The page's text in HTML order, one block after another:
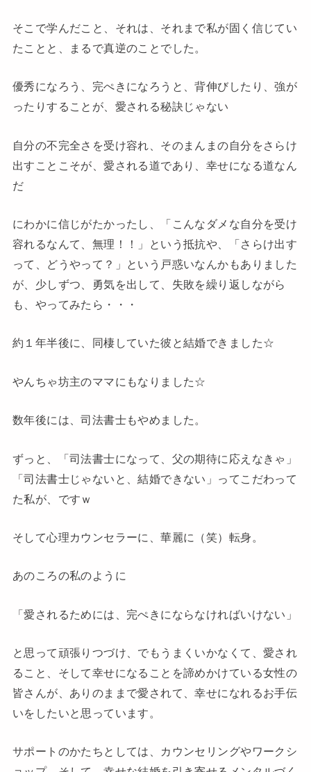
そこで学んだこと、それは、それまで私が固く信じてい
たことと、まるで真逆のことでした。
優秀になろう、完ぺきになろうと、背伸びしたり、強が
ったりすることが、愛される秘訣じゃない
自分の不完全さを受け容れ、そのまんまの自分をさらけ
出すことこそが、愛される道であり、幸せになる道なん
だ
にわかに信じがたかったし、「こんなダメな自分を受け
容れるなんて、無理！！」という抵抗や、「さらけ出す
って、どうやって？」という戸惑いなんかもありました
が、少しずつ、勇気を出して、失敗を繰り返しながら
も、やってみたら・・・
約１年半後に、同棲していた彼と結婚できました☆
やんちゃ坊主のママにもなりました☆
数年後には、司法書士もやめました。
ずっと、「司法書士になって、父の期待に応えなきゃ」
「司法書士じゃないと、結婚できない」ってこだわって
た私が、ですｗ
そして心理カウンセラーに、華麗に（笑）転身。
あのころの私のように
「愛されるためには、完ぺきにならなければいけない」
と思って頑張りつづけ、でもうまくいかなくて、愛され
ること、そして幸せになることを諦めかけている女性の
皆さんが、ありのままで愛されて、幸せになれるお手伝
いをしたいと思っています。
サポートのかたちとしては、カウンセリングやワークシ